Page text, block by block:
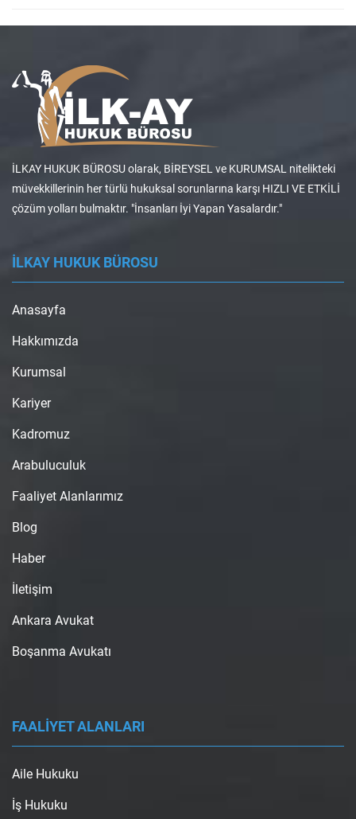
İLKAY HUKUK BÜROSU olarak, BİREYSEL ve KURUMSAL nitelikteki
müvekkillerinin her türlü hukuksal sorunlarına karşı HIZLI VE ETKİLİ
çözüm yolları bulmaktır. "İnsanları İyi Yapan Yasalardır."
İLKAY HUKUK BÜROSU
Anasayfa
Hakkımızda
Kurumsal
Kariyer
Kadromuz
Arabuluculuk
Faaliyet Alanlarımız
Blog
Haber
İletişim
Ankara Avukat
Boşanma Avukatı
FAALİYET ALANLARI
Aile Hukuku
İş Hukuku